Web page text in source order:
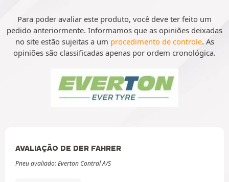
Para poder avaliar este produto, você deve ter feito um
pedido anteriormente. Informamos que as opiniões deixadas
no site estão sujeitas a um procedimento de controle. As
opiniões são classificadas apenas por ordem cronológica.
AVALIAÇÃO DE DER FAHRER
Pneu avaliado: Everton Contral A/S